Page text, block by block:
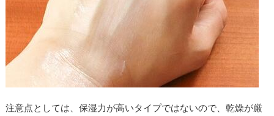
注意点としては、保湿力が高いタイプではないので、乾燥が厳